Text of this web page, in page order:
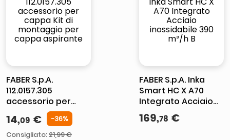
italia independent occhiali sole 0703 thin rotondo sun
lucidatrice pavimenti
pattumiera raccolta differenziata
FABER S.p.A.
112.0157.305
accessorio per
cappa Kit di
montaggio per
cappa aspirante
14,09 € -36%
Consigliato:21,99 €
FABER S.p.A. Inka
Smart HC X A70
Integrato Acciaio
inossidabile 390
m³/h B
169,78 €